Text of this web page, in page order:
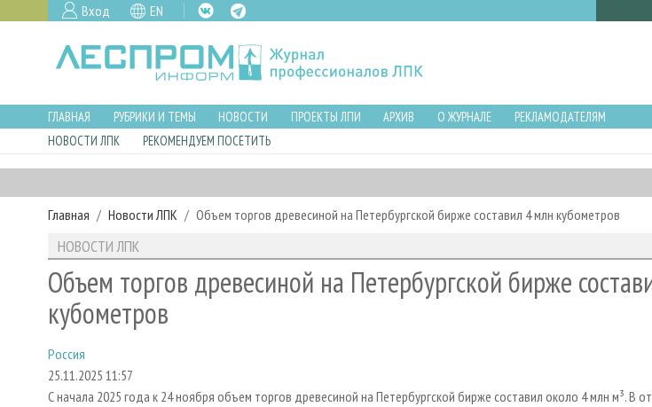
Вход EN
ГЛАВНАЯ РУБРИКИ И ТЕМЫ НОВОСТИ ПРОЕКТЫ ЛПИ АРХИВ О ЖУРНАЛЕ
РЕКЛАМОДАТЕЛЯМ
НОВОСТИ ЛПК
РЕКОМЕНДУЕМ ПОСЕТИТЬ
Главная Новости ЛПК Объем торгов древесиной на Петербургской бирже составил 4 млн кубометров
НОВОСТИ ЛПК
Объем торгов древесиной на Петербургской бирже
кубометров
Россия
25.11.2025 11:57
С начала 2025 года к 24 ноября объем торгов древесиной на Петербургской бирже составил около 4 млн м³. В